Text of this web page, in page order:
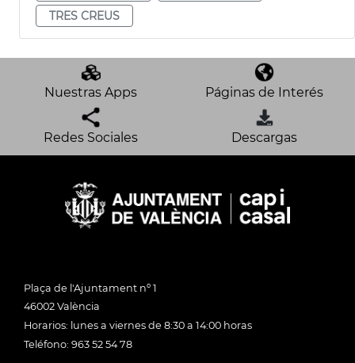
TRES CREUS
Nuestras Apps Páginas de Interés
Redes Sociales Descargas
Plaça de l'Ajuntament nº 1
46002 València
Horarios: lunes a viernes de 8:30 a 14:00 horas
Teléfono: 963 52 54 78